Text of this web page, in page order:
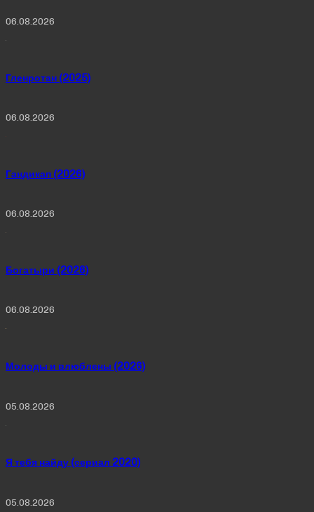
06.08.2026
Гленротан (2025)
06.08.2026
Гандикап (2026)
06.08.2026
Богатыри (2026)
06.08.2026
Молоды и влюблены (2026)
05.08.2026
Я тебя найду (сериал 2020)
05.08.2026